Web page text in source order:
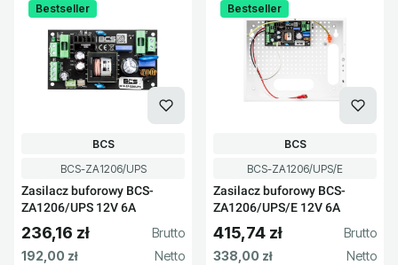
Bestseller
Kod produktu
BCS-ZA1206/UPS
Zasilacz buforowy BCS-
ZA1206/UPS 12V 6A
PRODUCENT
BCS
Cena brutto
236,16 zł
Cena netto
192,00 zł
Bestseller
Kod produktu
BCS-ZA1206/UPS/E
Zasilacz buforowy BCS-
ZA1206/UPS/E 12V 6A
PRODUCENT
BCS
Cena brutto
415,74 zł
Cena netto
338,00 zł